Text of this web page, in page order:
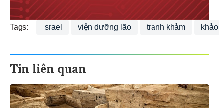
Tags: israel viện dưỡng lão tranh khảm
Tin liên quan